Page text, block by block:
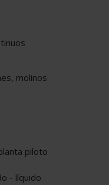
molinos
piloto
- líquido